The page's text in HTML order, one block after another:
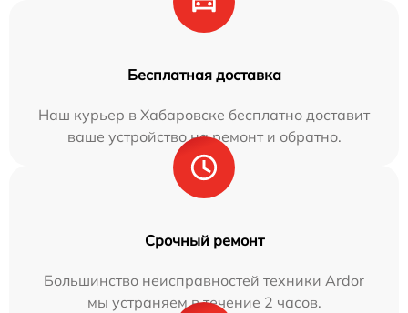
Бесплатная доставка
Наш курьер в Хабаровске бесплатно доставит
ваше устройство на ремонт и обратно.
Срочный ремонт
Большинство неисправностей техники Ardor
мы устраняем в течение 2 часов.